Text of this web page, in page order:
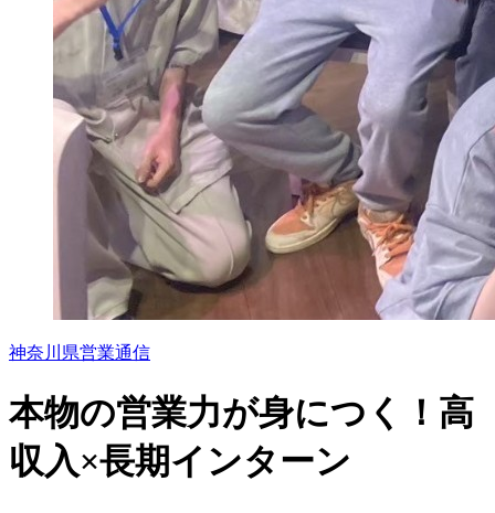
神奈川県営業通信
本物の営業力が身につく！高
収入×長期インターン